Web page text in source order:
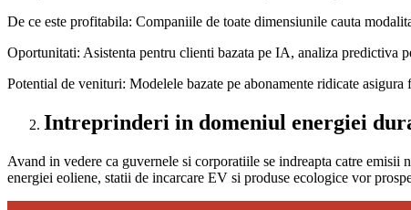
De ce este profitabila: Companiile de toate dimensiunile cauta
Oportunitati: Asistenta pentru clienti bazata pe IA, analiza predictiva
Potential de venituri: Modelele bazate pe abonamente ridicate
Intreprinderi in domeniul energiei
Avand in vedere ca guvernele si corporatiile se indreapta catre
energiei eoliene, statii de incarcare EV si produse ecologice vor